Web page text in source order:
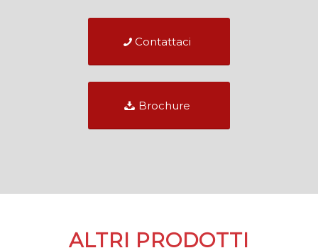
Contattaci
Brochure
ALTRI PRODOTTI